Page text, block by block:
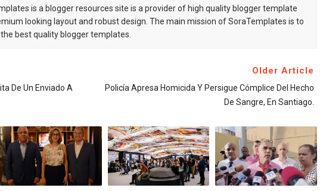
is a blogger resources site is a provider of high quality blogger template
looking layout and robust design. The main mission of SoraTemplates is to
best quality blogger templates.
De Un Enviado A
Older Article
Policía Apresa Homicida Y Persigue Cómplice Del Hecho
De Sangre, En Santiago.